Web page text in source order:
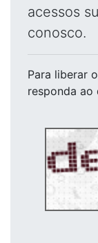
acessos
conosco.
Para liberar
responda ao